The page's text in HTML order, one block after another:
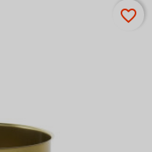
favorite_border